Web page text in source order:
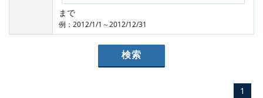
まで
例：2012/1/1～2012/12/31
1